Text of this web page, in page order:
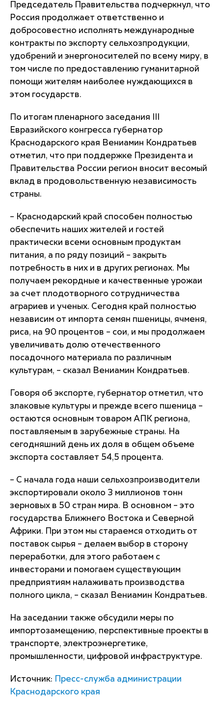
Председатель Правительства подчеркнул, что
Россия продолжает ответственно и
добросовестно исполнять международные
контракты по экспорту сельхозпродукции,
удобрений и энергоносителей по всему миру, в
том числе по предоставлению гуманитарной
помощи жителям наиболее нуждающихся в
этом государств.
По итогам пленарного заседания III
Евразийского конгресса губернатор
Краснодарского края Вениамин Кондратьев
отметил, что при поддержке Президента и
Правительства России регион вносит весомый
вклад в продовольственную независимость
страны.
– Краснодарский край способен полностью
обеспечить наших жителей и гостей
практически всеми основным продуктам
питания, а по ряду позиций – закрыть
потребность в них и в других регионах. Мы
получаем рекордные и качественные урожаи
за счет плодотворного сотрудничества
аграриев и ученых. Сегодня край полностью
независим от импорта семян пшеницы, ячменя,
риса, на 90 процентов – сои, и мы продолжаем
увеличивать долю отечественного
посадочного материала по различным
культурам, – сказал Вениамин Кондратьев.
Говоря об экспорте, губернатор отметил, что
злаковые культуры и прежде всего пшеница –
остаются основным товаром АПК региона,
поставляемым в зарубежные страны. На
сегодняшний день их доля в общем объеме
экспорта составляет 54,5 процента.
– С начала года наши сельхозпроизводители
экспортировали около 3 миллионов тонн
зерновых в 50 стран мира. В основном – это
государства Ближнего Востока и Северной
Африки. При этом мы стараемся отходить от
поставок сырья – делаем выбор в сторону
переработки, для этого работаем с
инвесторами и помогаем существующим
предприятиям налаживать производства
полного цикла, – сказал Вениамин Кондратьев.
На заседании также обсудили меры по
импортозамещению, перспективные проекты в
транспорте, электроэнергетике,
промышленности, цифровой инфраструктуре.
Источник:
Пресс-служба администрации
Краснодарского края